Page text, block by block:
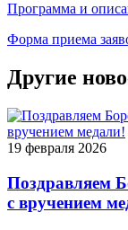
Программа и
Форма приема
Другие
19 февраля 2026
Поздравляем
с вручением